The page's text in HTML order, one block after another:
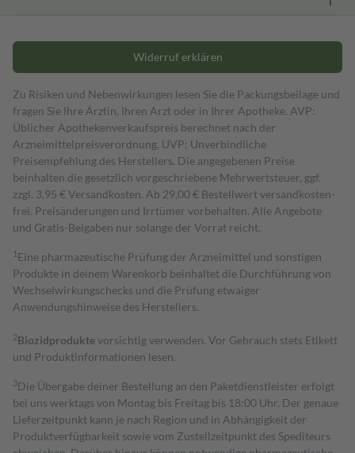
Widerruf erklären
Zu Risiken und Nebenwirkungen lesen Sie die Packungsbeilage und
fragen Sie Ihre Ärztin, Ihren Arzt oder in Ihrer Apotheke. AVP:
Üblicher Apothekenverkaufspreis berechnet nach der
Arzneimittelpreisverordnung. UVP: Unverbindliche
Preisempfehlung des Herstellers. Die angegebenen Preise
beinhalten die gesetzlich vorgeschriebene Mehrwertsteuer, ggf.
zzgl. 3,95 € Versandkosten. Ab 29,00 € Bestell­wert versand­kosten­
frei. Preisänderungen und Irrtümer vorbehalten. Alle Angebote
und Gratis-Beigaben nur solange der Vorrat reicht.
1 Eine pharmazeutische Prüfung der Arzneimittel und sonstigen
Produkte in deinem Warenkorb beinhaltet die Durchführung von
Wechselwirkungschecks und die Prüfung etwaiger
Anwendungshinweise des Herstellers.
2Biozidproduktevorsichtig verwenden. Vor Gebrauch stets Etikett
und Produktinformationen lesen.
3Die Übergabe deiner Bestellung an den Paketdienstleister erfolgt
bei uns werktags von Montag bis Freitag bis 18:00 Uhr. Der genaue
Lieferzeitpunkt kann je nach Region und in Abhängigkeit der
Produktverfügbarkeit sowie vom Zustellzeitpunkt des Spediteurs